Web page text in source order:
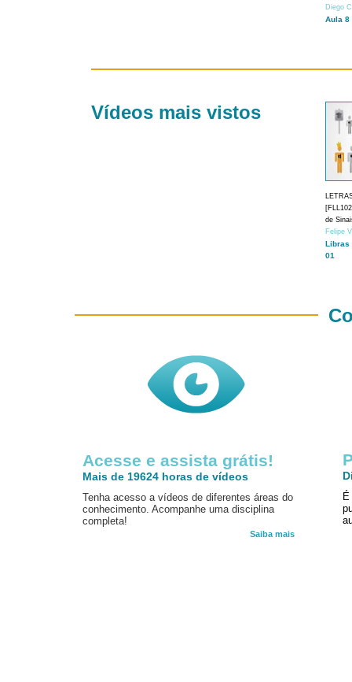
Diego
Aula 8
Vídeos mais vistos
de
Felipe
Libras
01
Acesse e assista grátis!
Mais de 19624 horas de vídeos
Tenha acesso a vídeos de diferentes áreas do
conhecimento. Acompanhe uma disciplina
completa!
Saiba mais